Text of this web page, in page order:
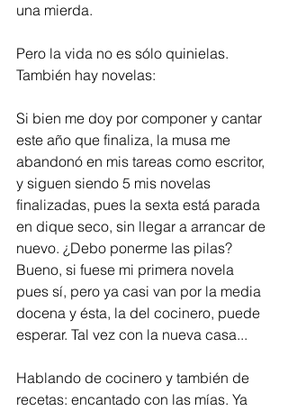
una mierda.
Pero la vida no es sólo quinielas.
También hay novelas:
Si bien me doy por componer y cantar
este año que finaliza, la musa me
abandonó en mis tareas como escritor,
y siguen siendo 5 mis novelas
finalizadas, pues la sexta está parada
en dique seco, sin llegar a arrancar de
nuevo. ¿Debo ponerme las pilas?
Bueno, si fuese mi primera novela
pues sí, pero ya casi van por la media
docena y ésta, la del cocinero, puede
esperar. Tal vez con la nueva casa...
Hablando de cocinero y también de
recetas: encantado con las mías. Ya